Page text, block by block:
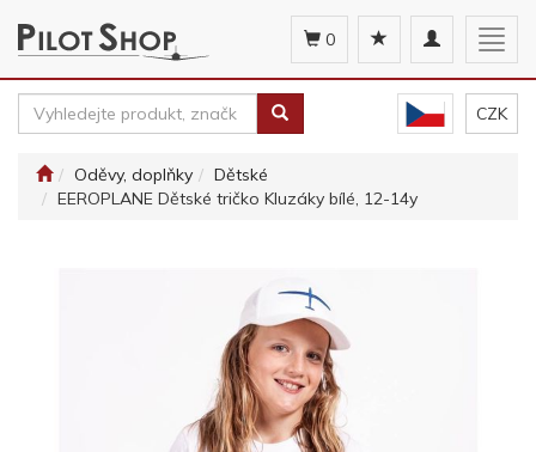
Toggle
navigation
0
CZK
Oděvy, doplňky
Dětské
EEROPLANE Dětské tričko Kluzáky bílé, 12-14y